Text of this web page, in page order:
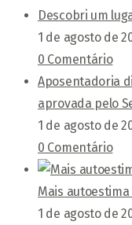
Descobri um
1 de agosto de
0 Comentário
Aposentadoria
aprovada pelo
1 de agosto de
0 Comentário
Mais
1 de agosto de